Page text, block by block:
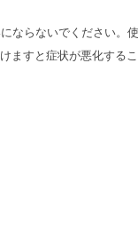
ならないでください。
すと症状が悪化するこ